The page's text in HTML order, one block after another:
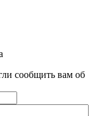
сообщить вам об